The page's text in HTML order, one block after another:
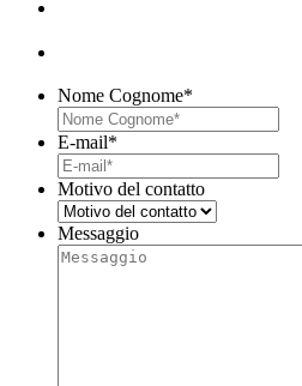
Nome Cognome*
E-mail*
Motivo del contatto
Messaggio